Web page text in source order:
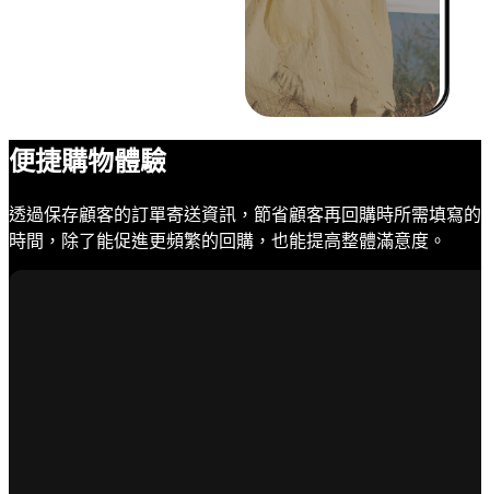
便捷購物體驗
透過保存顧客的訂單寄送資訊，節省顧客再回購時所需填寫的
時間，除了能促進更頻繁的回購，也能提高整體滿意度。